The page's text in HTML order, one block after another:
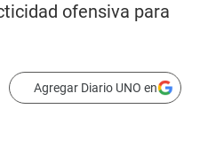
ofensiva para
Agregar Diario UNO en